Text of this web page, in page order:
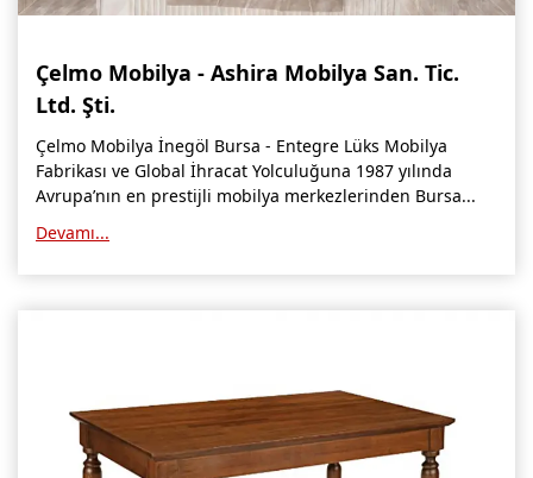
Çelmo Mobilya - Ashira Mobilya San. Tic.
Ltd. Şti.
Çelmo Mobilya İnegöl Bursa - Entegre Lüks Mobilya
Fabrikası ve Global İhracat Yolculuğuna 1987 yılında
Avrupa’nın en prestijli mobilya merkezlerinden Bursa...
Devamı...